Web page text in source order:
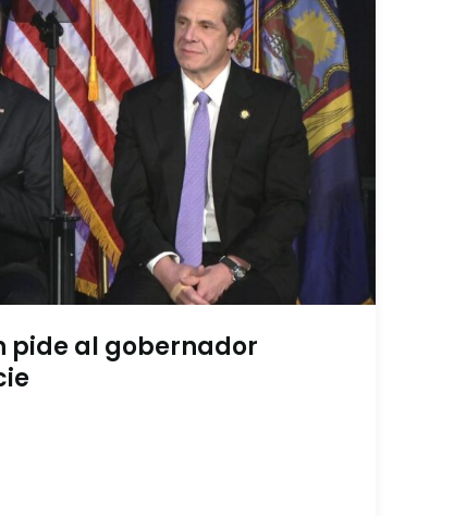
pide al gobernador